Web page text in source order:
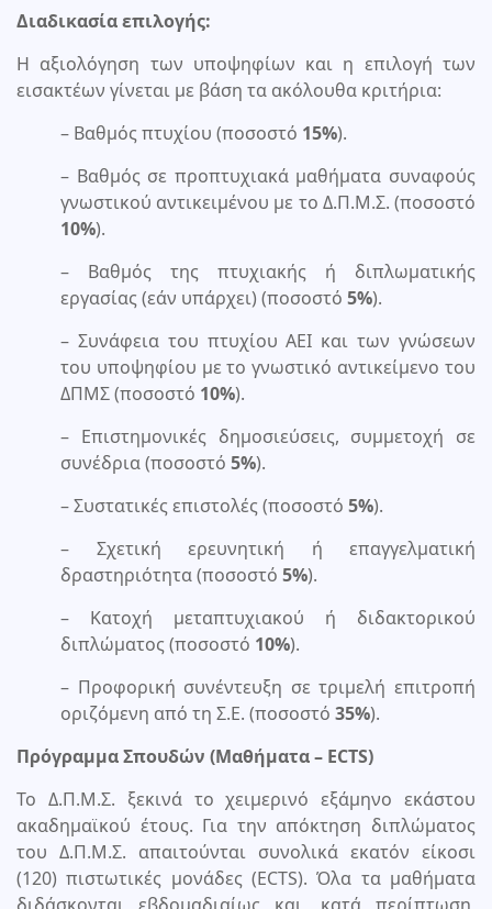
Διαδικασία επιλογής:
Η αξιολόγηση των υποψηφίων και η επιλογή των
εισακτέων γίνεται με βάση τα ακόλουθα κριτήρια:
– Βαθμός πτυχίου (ποσοστό 15%).
– Βαθμός σε προπτυχιακά μαθήματα συναφούς
γνωστικού αντικειμένου με το Δ.Π.Μ.Σ. (ποσοστό
10%).
– Βαθμός της πτυχιακής ή διπλωματικής
εργασίας (εάν υπάρχει) (ποσοστό 5%).
– Συνάφεια του πτυχίου ΑΕΙ και των γνώσεων
του υποψηφίου με το γνωστικό αντικείμενο του
ΔΠΜΣ (ποσοστό 10%).
– Επιστημονικές δημοσιεύσεις, συμμετοχή σε
συνέδρια (ποσοστό 5%).
– Συστατικές επιστολές (ποσοστό 5%).
– Σχετική ερευνητική ή επαγγελματική
δραστηριότητα (ποσοστό 5%).
– Κατοχή μεταπτυχιακού ή διδακτορικού
διπλώματος (ποσοστό 10%).
– Προφορική συνέντευξη σε τριμελή επιτροπή
οριζόμενη από τη Σ.Ε. (ποσοστό 35%).
Πρόγραμμα Σπουδών (Μαθήματα – ECΤS)
Το Δ.Π.Μ.Σ. ξεκινά το χειμερινό εξάμηνο εκάστου
ακαδημαϊκού έτους. Για την απόκτηση διπλώματος
του Δ.Π.Μ.Σ. απαιτούνται συνολικά εκατόν είκοσι
(120) πιστωτικές μονάδες (ECTS). Όλα τα μαθήματα